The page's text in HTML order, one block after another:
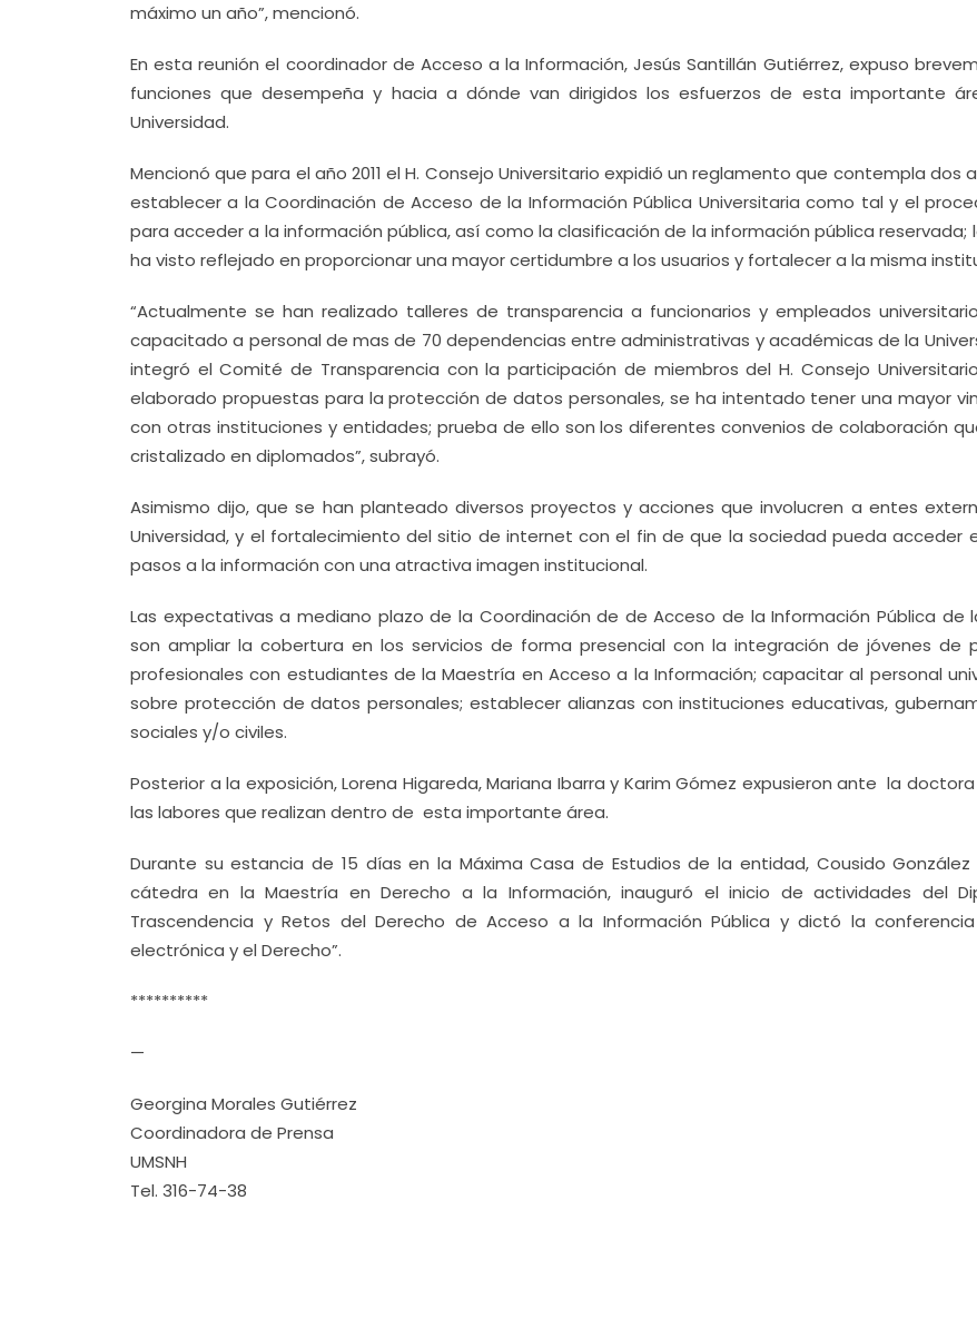
máximo un año”, mencionó.
En esta reunión el coordinador de Acceso a la Información, Jesús Santillán Gutiérrez, expuso
funciones que desempeña y hacia a dónde van dirigidos los esfuerzos de esta importante
Universidad.
Mencionó que para el año 2011 el H. Consejo Universitario expidió un reglamento que contempla dos
establecer a la Coordinación de Acceso de la Información Pública Universitaria como tal y el
para acceder a la información pública, así como la clasificación de la información pública reservada;
ha visto reflejado en proporcionar una mayor certidumbre a los usuarios y fortalecer a la misma
“Actualmente se han realizado talleres de transparencia a funcionarios y empleados
capacitado a personal de mas de 70 dependencias entre administrativas y académicas de la
integró el Comité de Transparencia con la participación de miembros del H. Consejo
elaborado propuestas para la protección de datos personales, se ha intentado tener una mayor
con otras instituciones y entidades; prueba de ello son los diferentes convenios de colaboración
cristalizado en diplomados”, subrayó.
Asimismo dijo, que se han planteado diversos proyectos y acciones que involucren a entes
Universidad, y el fortalecimiento del sitio de internet con el fin de que la sociedad pueda acceder
pasos a la información con una atractiva imagen institucional.
Las expectativas a mediano plazo de la Coordinación de de Acceso de la Información Pública de
son ampliar la cobertura en los servicios de forma presencial con la integración de jóvenes de
profesionales con estudiantes de la Maestría en Acceso a la Información; capacitar al personal
sobre protección de datos personales; establecer alianzas con instituciones educativas,
sociales y/o civiles.
Posterior a la exposición, Lorena Higareda, Mariana Ibarra y Karim Gómez expusieron ante la
las labores que realizan dentro de esta importante área.
Durante su estancia de 15 días en la Máxima Casa de Estudios de la entidad, Cousido
cátedra en la Maestría en Derecho a la Información, inauguró el inicio de actividades del
Trascendencia y Retos del Derecho de Acceso a la Información Pública y dictó la conferencia
electrónica y el Derecho”.
**********
—
Georgina Morales Gutiérrez
Coordinadora de Prensa
UMSNH
Tel. 316-74-38